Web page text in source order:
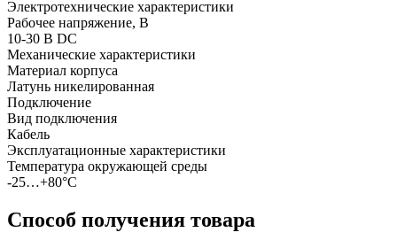
Электротехнические характеристики
Рабочее напряжение, В
10-30 В DC
Механические характеристики
Материал корпуса
Латунь никелированная
Подключение
Вид подключения
Кабель
Эксплуатационные характеристики
Температура окружающей среды
-25…+80°С
Способ получения товара